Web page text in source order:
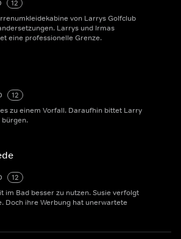
12
von Larrys Golfclub
Larrys und Irmas
eine professionelle Grenze.
12
zu einem Vorfall. Daraufhin bittet Larry
bürgen.
12
im Bad besser zu nutzen. Susie verfolgt
Doch ihre Werbung hat unerwartete